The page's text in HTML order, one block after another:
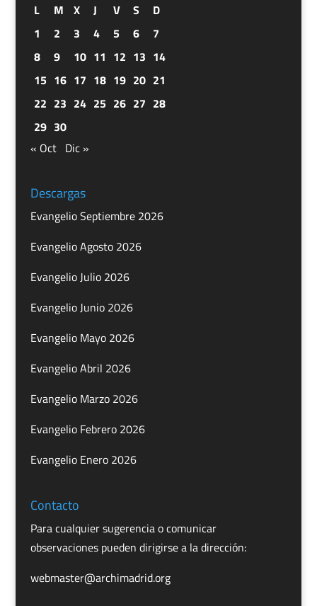
L M X J V S
D
1
2 3 4 5 6
7
8
9 10 11 12 13 14
15 16 17 18 19 20 21
22 23 24 25 26 27 28
29 30
« Oct Dic »
Descargas
Evangelio Septiembre 2026
Evangelio Agosto 2026
Evangelio Julio 2026
Evangelio Junio 2026
Evangelio Mayo 2026
Evangelio Abril 2026
Evangelio Marzo 2026
Evangelio Febrero 2026
Evangelio Enero 2026
Contacto
Para cualquier sugerencia o comunicar
observaciones pueden dirigirse a la dirección:
webmaster@archimadrid.org